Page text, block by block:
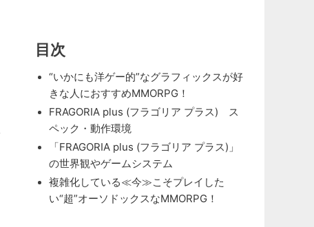
目次
“いかにも洋ゲー的”なグラフィックスが好
きな人におすすめMMORPG！
FRAGORIA plus (フラゴリア プラス) ス
ペック・動作環境
「FRAGORIA plus (フラゴリア プラス)」
の世界観やゲームシステム
複雑化している≪今≫こそプレイした
い“超”オーソドックスなMMORPG！